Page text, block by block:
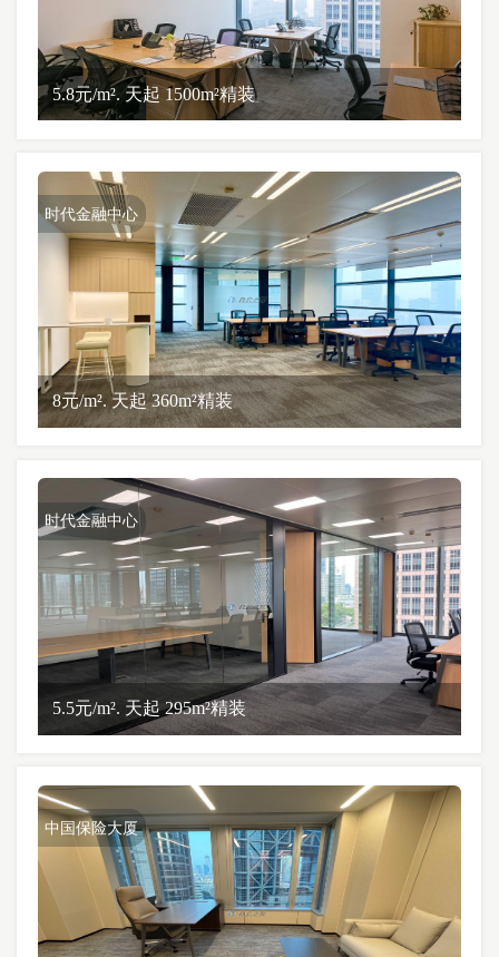
5.8元/m². 天起 1500m²精装
时代金融中心
8元/m². 天起 360m²精装
时代金融中心
5.5元/m². 天起 295m²精装
中国保险大厦